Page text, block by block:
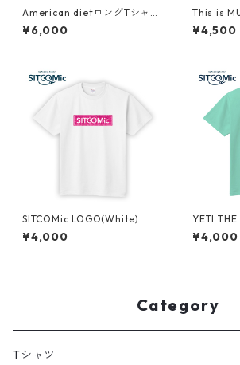
American dietロングTシャツ
(white)
¥6,000
This is
¥4,500
SITCOMic LOGO(White)
¥4,000
YETI
green)
¥4,000
Category
Tシャツ